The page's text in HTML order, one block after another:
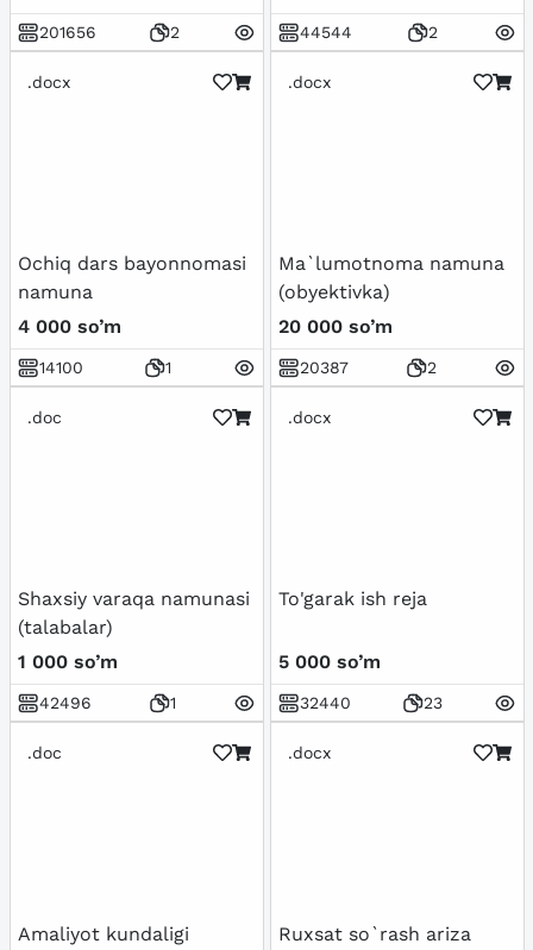
201656 2 44544 2
.docx
Ochiq dars bayonnomasi
namuna
4 000 so’m
14100 1
.docx
Ma`lumotnoma namuna
(obyektivka)
20 000 so’m
20387 2
.doc
Shaxsiy varaqa namunasi
(talabalar)
1 000 so’m
42496 1
.docx
To'garak ish reja
5 000 so’m
32440 23
.doc
Amaliyot kundaligi
.docx
Ruxsat so`rash ariza